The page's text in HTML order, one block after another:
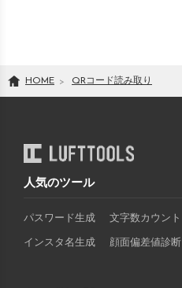
HOME QRコード読み取り
人気のツール
パスワード生成 文字数カウント
インスタ名生成 顔面偏差値診断